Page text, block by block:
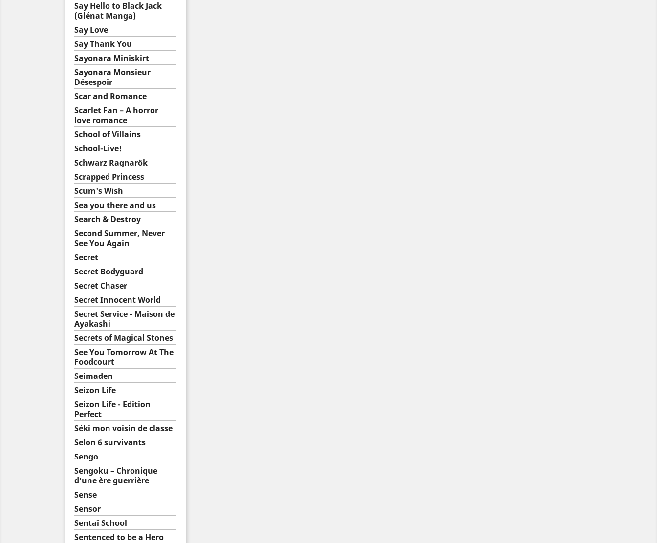
Say Hello to Black Jack
(Glénat Manga)
Say Love
Say Thank You
Sayonara Miniskirt
Sayonara Monsieur
Désespoir
Scar and Romance
Scarlet Fan – A horror
love romance
School of Villains
School-Live!
Schwarz Ragnarök
Scrapped Princess
Scum's Wish
Sea you there and us
Search & Destroy
Second Summer, Never
See You Again
Secret
Secret Bodyguard
Secret Chaser
Secret Innocent World
Secret Service - Maison de
Ayakashi
Secrets of Magical Stones
See You Tomorrow At The
Foodcourt
Seimaden
Seizon Life
Seizon Life - Edition
Perfect
Séki mon voisin de classe
Selon 6 survivants
Sengo
Sengoku – Chronique
d'une ère guerrière
Sense
Sensor
Sentaï School
Sentenced to be a Hero